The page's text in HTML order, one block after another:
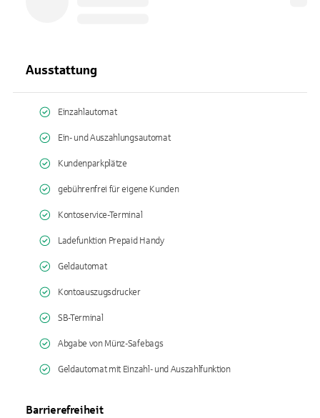
Ausstattung
Einzahlautomat
Ein- und Auszahlungsautomat
Kundenparkplätze
gebührenfrei für eigene Kunden
Kontoservice-Terminal
Ladefunktion Prepaid Handy
Geldautomat
Kontoauszugsdrucker
SB-Terminal
Abgabe von Münz-Safebags
Geldautomat mit Einzahl- und Auszahlfunktion
Barrierefreiheit